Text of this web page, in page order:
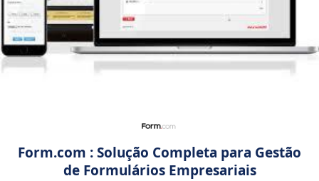
Form.com : Solução Completa para Gestão
de Formulários Empresariais